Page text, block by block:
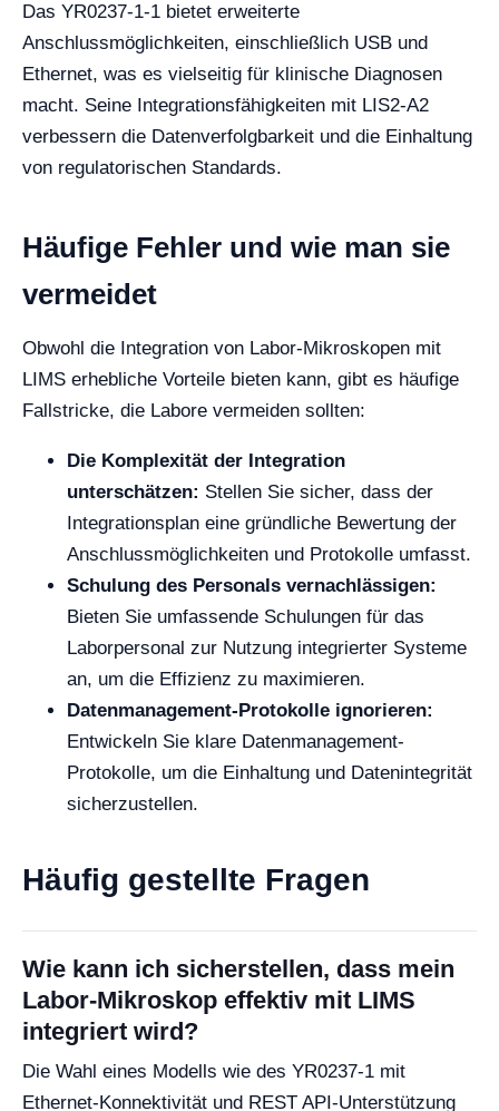
Das YR0237-1-1 bietet erweiterte
Anschlussmöglichkeiten, einschließlich USB und
Ethernet, was es vielseitig für klinische Diagnosen
macht. Seine Integrationsfähigkeiten mit LIS2-A2
verbessern die Datenverfolgbarkeit und die Einhaltung
von regulatorischen Standards.
Häufige Fehler und wie man sie
vermeidet
Obwohl die Integration von Labor-Mikroskopen mit
LIMS erhebliche Vorteile bieten kann, gibt es häufige
Fallstricke, die Labore vermeiden sollten:
Die Komplexität der Integration
unterschätzen: Stellen Sie sicher, dass der
Integrationsplan eine gründliche Bewertung der
Anschlussmöglichkeiten und Protokolle umfasst.
Schulung des Personals vernachlässigen:
Bieten Sie umfassende Schulungen für das
Laborpersonal zur Nutzung integrierter Systeme
an, um die Effizienz zu maximieren.
Datenmanagement-Protokolle ignorieren:
Entwickeln Sie klare Datenmanagement-
Protokolle, um die Einhaltung und Datenintegrität
sicherzustellen.
Häufig gestellte Fragen
Wie kann ich sicherstellen, dass mein
Labor-Mikroskop effektiv mit LIMS
integriert wird?
Die Wahl eines Modells wie des YR0237-1 mit
Ethernet-Konnektivität und REST API-Unterstützung